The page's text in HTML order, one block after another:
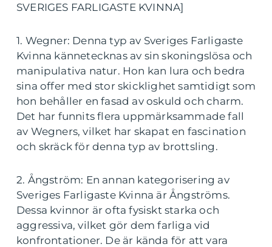
SVERIGES FARLIGASTE KVINNA]
1. Wegner: Denna typ av Sveriges Farligaste
Kvinna kännetecknas av sin skoningslösa och
manipulativa natur. Hon kan lura och bedra
sina offer med stor skicklighet samtidigt som
hon behåller en fasad av oskuld och charm.
Det har funnits flera uppmärksammade fall
av Wegners, vilket har skapat en fascination
och skräck för denna typ av brottsling.
2. Ångström: En annan kategorisering av
Sveriges Farligaste Kvinna är Ångströms.
Dessa kvinnor är ofta fysiskt starka och
aggressiva, vilket gör dem farliga vid
konfrontationer. De är kända för att vara